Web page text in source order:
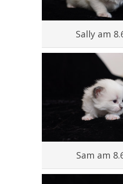
Sally am
Sam am